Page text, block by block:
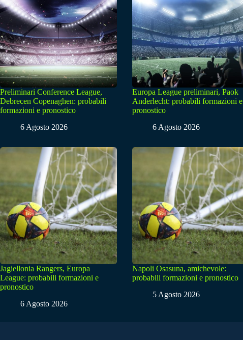
Preliminari Conference League,
Debrecen Copenaghen: probabili
formazioni e pronostico
6 Agosto 2026
Europa League preliminari, Paok
Anderlecht: probabili formazioni e
pronostico
6 Agosto 2026
Jagiellonia Rangers, Europa
League: probabili formazioni e
pronostico
6 Agosto 2026
Napoli Osasuna, amichevole:
probabili formazioni e pronostico
5 Agosto 2026